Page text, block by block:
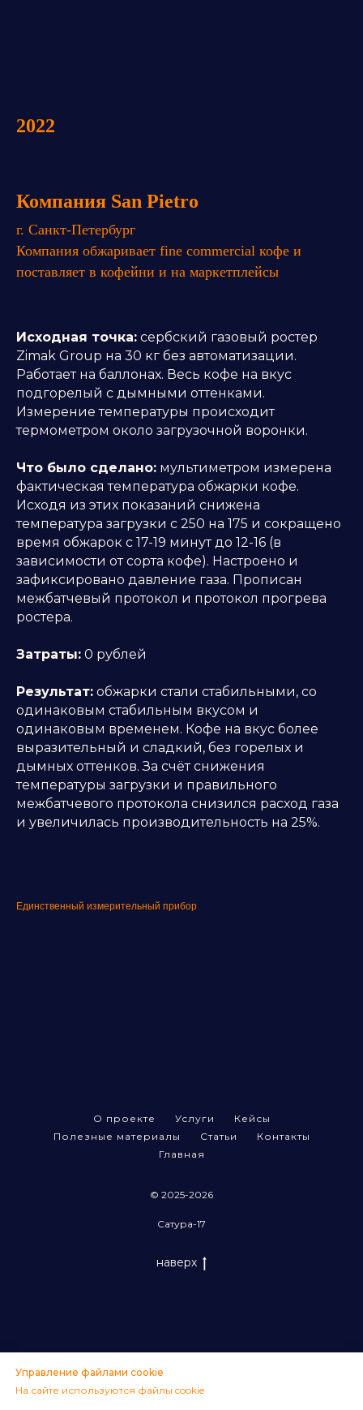
2022
Компания San Pietro
г. Санкт-Петербург
Компания обжаривает fine commercial кофе и
поставляет в кофейни и на маркетплейсы
Исходная точка: сербский газовый ростер
Zimak Group на 30 кг без автоматизации.
Работает на баллонах. Весь кофе на вкус
подгорелый с дымными оттенками.
Измерение температуры происходит
термометром около загрузочной воронки.
Что было сделано: мультиметром измерена
фактическая температура обжарки кофе.
Исходя из этих показаний снижена
температура загрузки с 250 на 175 и сокращено
время обжарок с 17-19 минут до 12-16 (в
зависимости от сорта кофе). Настроено и
зафиксировано давление газа. Прописан
межбатчевый протокол и протокол прогрева
ростера.
Затраты: 0 рублей
Результат: обжарки стали стабильными, со
одинаковым стабильным вкусом и
одинаковым временем. Кофе на вкус более
выразительный и сладкий, без горелых и
дымных оттенков. За счёт снижения
температуры загрузки и правильного
межбатчевого протокола снизился расход газа
и увеличилась производительность на 25%.
Единственный измерительный прибор
Управление файлами cookie
На сайте используются файлы cookie
О проекте Услуги
Кейсы
Полезные материалы
Статьи
Контакты
Главная
© 2025-2026
Сатура-17
наверх